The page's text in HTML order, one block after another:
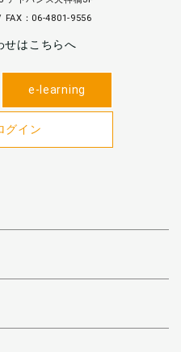
：06-4801-9556
せはこちらへ
e-learning
グイン